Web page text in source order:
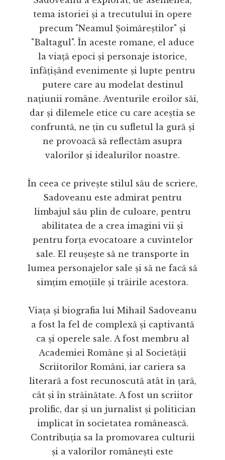
tema istoriei și a trecutului în opere
precum "Neamul Șoimăreștilor" și
"Baltagul". În aceste romane, el aduce
la viață epoci și personaje istorice,
înfățișând evenimente și lupte pentru
putere care au modelat destinul
națiunii române. Aventurile eroilor săi,
dar și dilemele etice cu care aceștia se
confruntă, ne țin cu sufletul la gură și
ne provoacă să reflectăm asupra
valorilor și idealurilor noastre.
În ceea ce privește stilul său de scriere,
Sadoveanu este admirat pentru
limbajul său plin de culoare, pentru
abilitatea de a crea imagini vii și
pentru forța evocatoare a cuvintelor
sale. El reușește să ne transporte în
lumea personajelor sale și să ne facă să
simțim emoțiile și trăirile acestora.
Viața și biografia lui Mihail Sadoveanu
a fost la fel de complexă și captivantă
ca și operele sale. A fost membru al
Academiei Române și al Societății
Scriitorilor Români, iar cariera sa
literară a fost recunoscută atât în țară,
cât și în străinătate. A fost un scriitor
prolific, dar și un jurnalist și politician
implicat în societatea românească.
Contribuția sa la promovarea culturii
și a valorilor românești este